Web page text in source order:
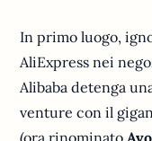
In primo luogo,
AliExpress nei
Alibaba detenga
venture con il
(ora rinominato